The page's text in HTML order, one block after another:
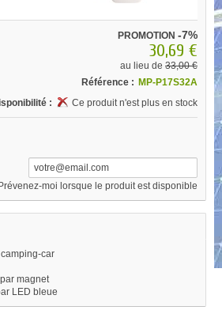
PROMOTION -7%
30,69 €
au lieu de 33,00 €
Référence : MP-P17S32A
:
Ce produit n'est plus en stock
Prévenez-moi lorsque le produit est disponible
car
magnet
LED bleue